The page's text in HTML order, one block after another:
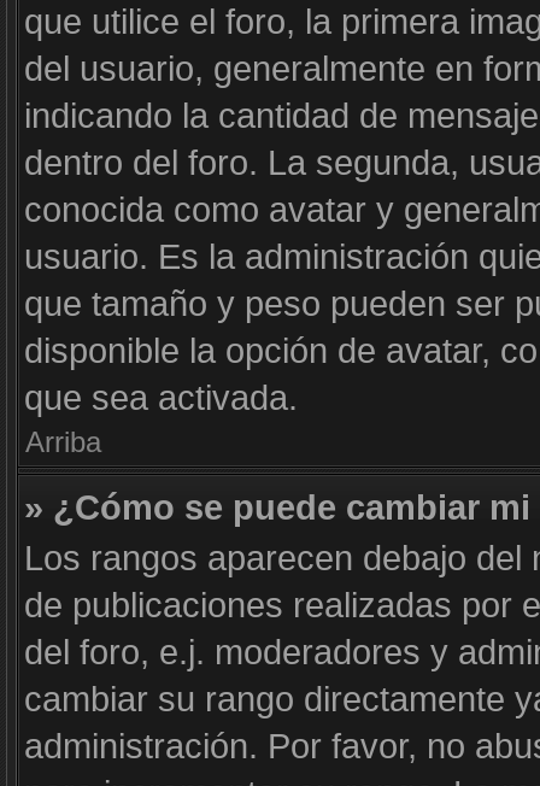
que utilice el foro, la primera
del usuario, generalmente en
indicando la cantidad de
dentro del foro. La segunda,
conocida como avatar y
usuario. Es la administración
que tamaño y peso pueden ser
disponible la opción de avatar,
que sea activada.
Arriba
» ¿Cómo se puede cambiar
Los rangos aparecen debajo
de publicaciones realizadas por
del foro, e.j. moderadores y
cambiar su rango directamente
administración. Por favor, no